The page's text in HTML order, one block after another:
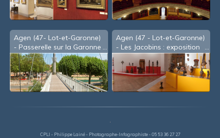
Agen (47- Lot-et-Garonne)
- Passerelle sur la Garonne
(2008)
Agen (47 - Lot-et-Garonne)
- Les Jacobins : exposition
Arts et traditions d'Afrique
(2010)
CPLI - Philippe Lainé - Photographe-Infographiste - 05 53 36 27 27